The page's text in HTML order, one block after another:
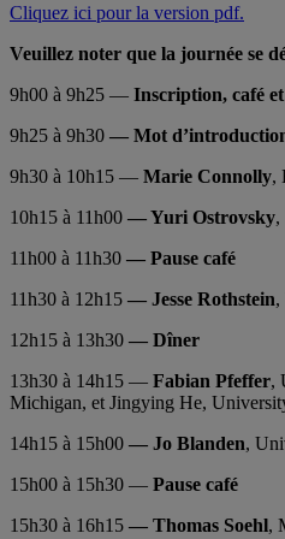
Cliquez ici pour la version pdf.
Veuillez noter que la journée se
9h00 à 9h25 — Inscription, café
9h25 à 9h30 — Mot
9h30 à 10h15 — Marie Connolly,
10h15 à 11h00 — Yuri Ostrovsky,
11h00 à 11h30 — Pause café
11h30 à 12h15 — Jesse Rothstein,
12h15 à 13h30 — Dîner
13h30 à 14h15 — Fabian Pfeffer,
Michigan, et Jingying He,
14h15 à 15h00 — Jo Blanden,
15h00 à 15h30 — Pause café
15h30 à 16h15 — Thomas Soehl,